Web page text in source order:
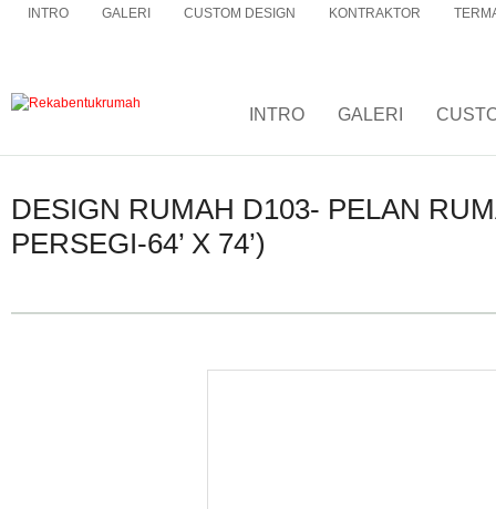
INTRO GALERI CUSTOM DESIGN KONTRAKTOR
INTRO GALERI
DESIGN RUMAH D103- PELAN
PERSEGI-64’ X 74’)